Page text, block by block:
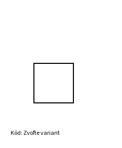
Kód: Zvoľte variant